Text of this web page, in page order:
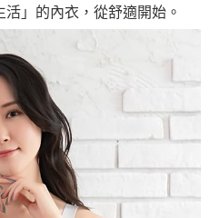
」的內衣，從舒適開始。